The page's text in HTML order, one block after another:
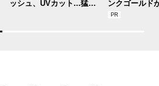
ッシュ、UVカット...猛暑
ンクゴールド
SUMMER